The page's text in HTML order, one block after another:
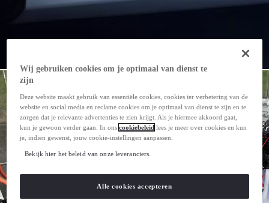
Wij gebruiken cookies om je optimaal van dienst te
zijn
Deze website maakt gebruik van essentiële cookies, cookies ter verbetering van de
website en social media en reclame cookies om je optimaal van dienst te zijn en te
zorgen dat je relevante advertenties te zien krijgt. Als je hiermee akkoord gaat,
kun je gewoon verder gaan. In onscookiebeleid lees je meer over cookies en kun
je, indien gewenst, jouw cookie-instellingen aanpassen.
Bekijk hier het beleid van onze leveranciers.
Alle cookies accepteren